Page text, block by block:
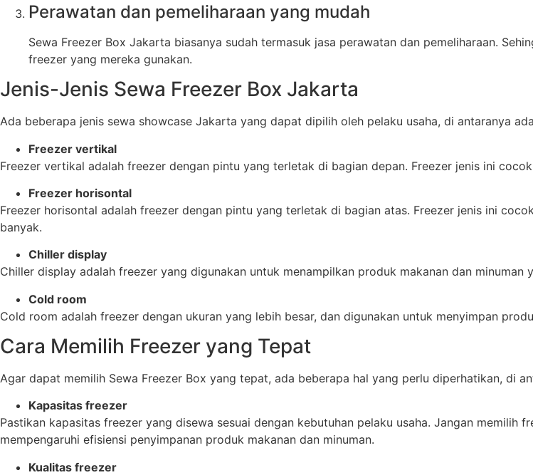
Perawatan dan pemeliharaan yang mudah
Sewa Freezer Box Jakarta biasanya sudah termasuk jasa perawatan dan pemeliharaan.
freezer yang mereka gunakan.
Jenis-Jenis Sewa Freezer Box Jakarta
Ada beberapa jenis sewa showcase Jakarta yang dapat dipilih oleh pelaku usaha, di antaranya
Freezer vertikal
Freezer vertikal adalah freezer dengan pintu yang terletak di bagian depan. Freezer jenis ini
Freezer horisontal
Freezer horisontal adalah freezer dengan pintu yang terletak di bagian atas. Freezer jenis ini
banyak.
Chiller display
Chiller display adalah freezer yang digunakan untuk menampilkan produk makanan dan
Cold room
Cold room adalah freezer dengan ukuran yang lebih besar, dan digunakan untuk menyimpan
Cara Memilih Freezer yang Tepat
Agar dapat memilih Sewa Freezer Box yang tepat, ada beberapa hal yang perlu diperhatikan, di
Kapasitas freezer
Pastikan kapasitas freezer yang disewa sesuai dengan kebutuhan pelaku usaha. Jangan
mempengaruhi efisiensi penyimpanan produk makanan dan minuman.
Kualitas freezer